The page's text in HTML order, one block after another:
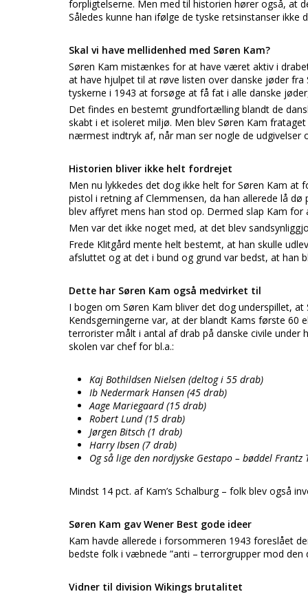
forpligtelserne. Men med til historien hører også, at
Således kunne han ifølge de tyske retsinstanser
Skal vi have mellidenhed med Søren Kam?
Søren Kam mistænkes for at have været aktiv i
at have hjulpet til at røve listen over danske jøder
tyskerne i 1943 at forsøge at få fat i alle danske
Det findes en bestemt grundfortælling blandt de
skabt i et isoleret miljø. Men blev Søren Kam
nærmest indtryk af, når man ser nogle de udgivelser
Historien bliver ikke helt fordrejet
Men nu lykkedes det dog ikke helt for Søren Kam at
pistol i retning af Clemmensen, da han allerede lå
blev affyret mens han stod op. Dermed slap Kam for
Men var det ikke noget med, at det blev
Frede Klitgård mente helt bestemt, at han skulle
afsluttet og at det i bund og grund var bedst, at han
Dette har Søren Kam også medvirket til
I bogen om Søren Kam bliver det dog underspillet,
Kendsgerningerne var, at der blandt Kams første
terrorister målt i antal af drab på danske civile under
skolen var chef for bl.a.:
Kaj Bothildsen Nielsen (deltog i 55 drab)
Ib Nedermark Hansen (45 drab)
Aage Mariegaard (15 drab)
Robert Lund (15 drab)
Jørgen Bitsch (1 drab)
Harry Ibsen (7 drab)
Og så lige den nordjyske Gestapo – bøddel Frantz
Mindst 14 pct. af Kam’s Schalburg – folk blev også
Søren Kam gav Wener Best gode ideer
Kam havde allerede i forsommeren 1943 foreslået
bedste folk i væbnede ”anti – terrorgrupper mod
Vidner til division Wikings brutalitet